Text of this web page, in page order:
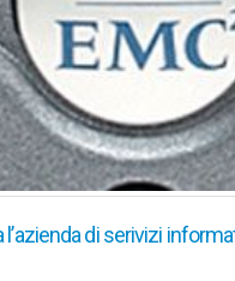
l’azienda di serivizi